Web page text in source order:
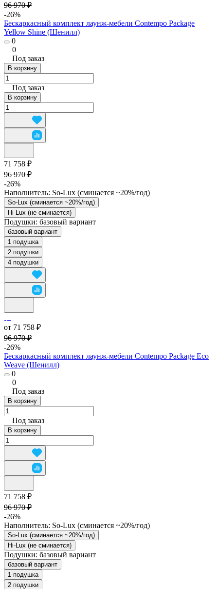
96 970 ₽
-26%
Бескаркасный комплект лаунж-мебели Contempo Package
Yellow Shine (Шенилл)
0
0
Под заказ
В корзину
Под заказ
В корзину
71 758 ₽
96 970 ₽
-26%
Наполнитель: So-Lux (cминается ~20%/год)
So-Lux (cминается ~20%/год)
Hi-Lux (не сминается)
Подушки: базовый вариант
базовый вариант
1 подушка
2 подушки
4 подушки
от 71 758 ₽
96 970 ₽
-26%
Бескаркасный комплект лаунж-мебели Contempo Package Eco
Weave (Шенилл)
0
0
Под заказ
В корзину
Под заказ
В корзину
71 758 ₽
96 970 ₽
-26%
Наполнитель: So-Lux (cминается ~20%/год)
So-Lux (cминается ~20%/год)
Hi-Lux (не сминается)
Подушки: базовый вариант
базовый вариант
1 подушка
2 подушки